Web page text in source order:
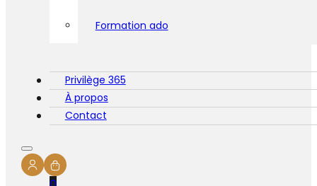
Formation ado
Privilège 365
À propos
Contact